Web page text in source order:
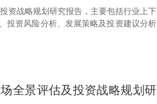
资战略规划研究报告，主要包括行业上下
投资风险分析、发展策略及投资建议分析
全景评估及投资战略规划研